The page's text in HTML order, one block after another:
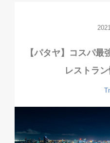
【パタヤ】コスパ最
レストラン